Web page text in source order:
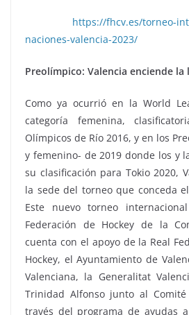
https://fhcv.es/torneo-
naciones-valencia-2023/
Preolímpico: Valencia enciende la
Como ya ocurrió en la World
categoría femenina,
Olímpicos de Río 2016, y en los
y femenino- de 2019 donde los y
su clasificación para Tokio 2020,
la sede del torneo que conceda
Este nuevo torneo
Federación de Hockey de la
cuenta con el apoyo de la Real
Hockey, el Ayuntamiento de
Valenciana, la Generalitat
Trinidad Alfonso junto al
través del programa de ayudas a